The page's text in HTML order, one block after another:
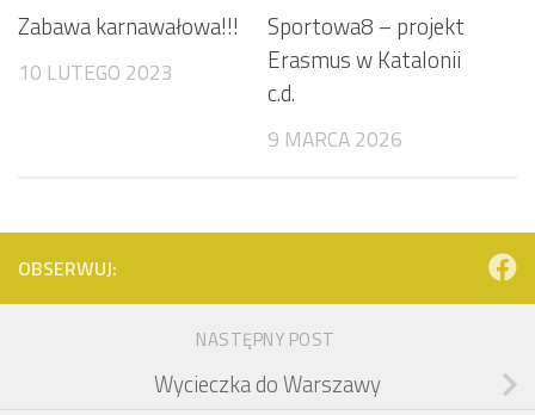
Zabawa karnawałowa!!!
10 LUTEGO 2023
Sportowa8 – projekt
Erasmus w Katalonii
c.d.
9 MARCA 2026
OBSERWUJ:
NASTĘPNY POST
Wycieczka do Warszawy